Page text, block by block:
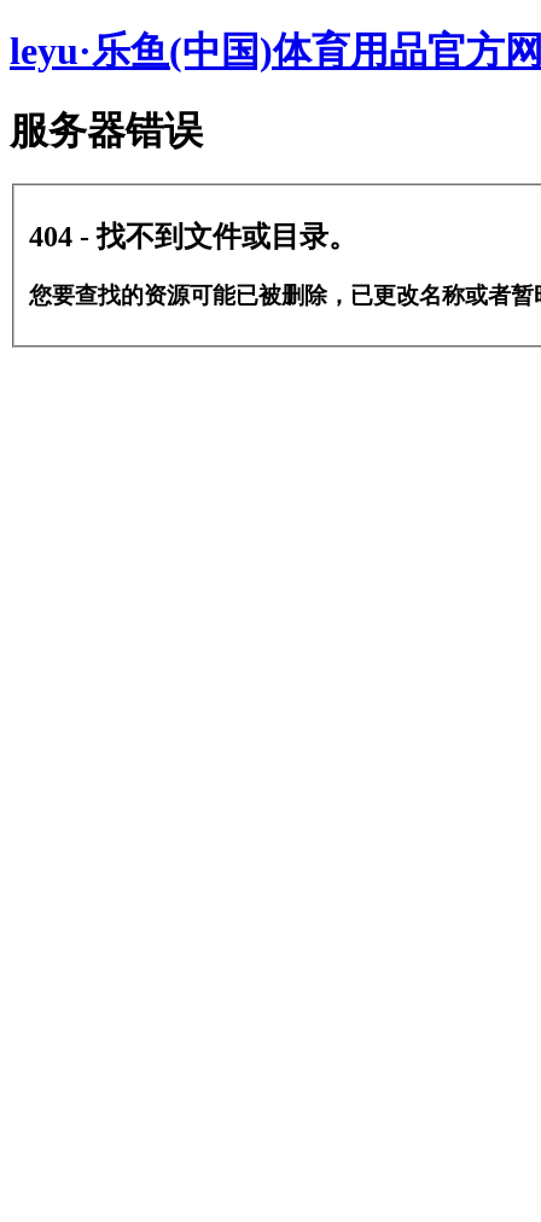
leyu·乐鱼(中国)体育用品官方
服务器错误
404 - 找不到文件或目录。
您要查找的资源可能已被删除，已更改名称或者暂